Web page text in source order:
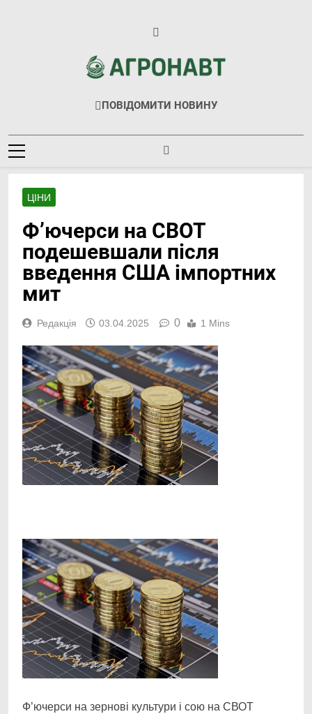
Агронавт
Новини Українського Агробізнесу
ПОВІДОМИТИ НОВИНУ
ЦІНИ
Ф’ючерси на СВОТ
подешевшали після
введення США імпортних
мит
Редакція 03.04.2025 0 1 Mins
Link
Ф’ючерси на зернові культури і сою на СВОТ